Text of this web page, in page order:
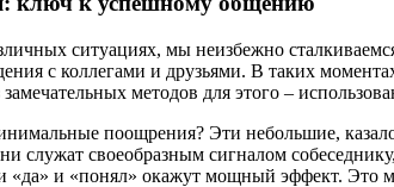
ситуациях, мы неизбежно
с коллегами и друзьями. В таких
методов для этого –
поощрения? Эти небольшие,
своеобразным сигналом
«да» и «понял» окажут мощный эффект. Это